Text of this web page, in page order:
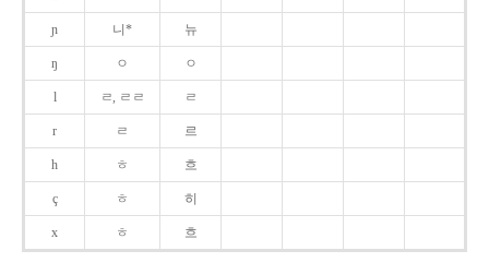
ɲ 니* 뉴
ŋ ㅇ ㅇ
l ㄹ, ㄹㄹ ㄹ
r ㄹ 르
h ㅎ 흐
ç ㅎ 히
x ㅎ 흐